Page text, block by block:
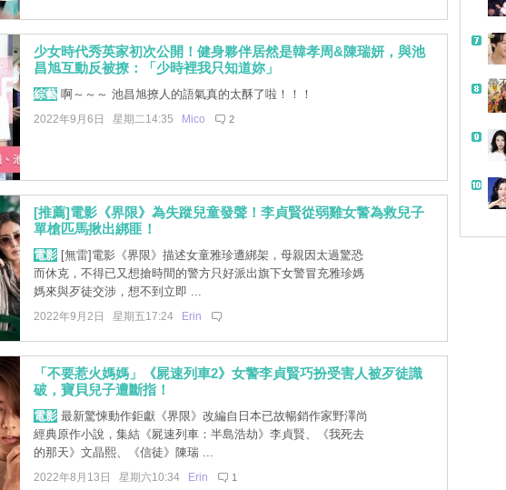
少女時代秀英家初次公開！健身夥伴居然是韓孝周&陳瑞妍，與池
昌旭互動反被撩：「少時裡我只知道妳」
綜藝啊～～～ 池昌旭撩人的語氣真的太酥了啦！！！
2022年9月6日 星期二14:35 Mico 2
[推薦]電影《界限》為失蹤兒童發聲！李貞賢從弱雞女警為救兒子
單槍匹馬揪出綁匪！
電影[無雷]電影《界限》描述女童雅珍遭綁架，母親因太過驚恐
而休克，不得已又想搶時間的警方只好派出旗下女警冒充雅珍媽
媽來與歹徒交涉，想不到立即 ...
2022年9月2日 星期五17:24 Erin
「不要惹火媽媽」《屍速列車2》女警李貞賢巧扮受害人被歹徒識
破，寶貝兒子遭斷指！
電影最新驚悚動作鉅獻《界限》改編自日本已故暢銷作家野澤尚
經典原作小說，集結《屍速列車：半島浩劫》李貞賢、《我死去
的那天》文晶熙、《信徒》陳瑞 ...
2022年8月13日 星期六10:34 Erin 1
帶